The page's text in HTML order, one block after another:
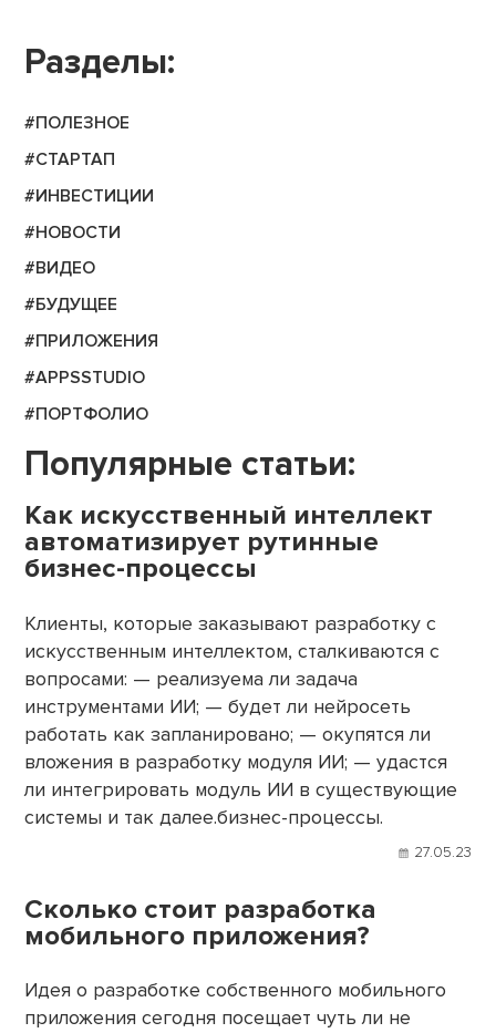
Разделы:
#ПОЛЕЗНОЕ
#СТАРТАП
#ИНВЕСТИЦИИ
#НОВОСТИ
#ВИДЕО
#БУДУЩЕЕ
#ПРИЛОЖЕНИЯ
#APPSSTUDIO
#ПОРТФОЛИО
Популярные статьи:
Как искусственный интеллект
автоматизирует рутинные
бизнес-процессы
Клиенты, которые заказывают разработку с
искусственным интеллектом, сталкиваются с
вопросами: — реализуема ли задача
инструментами ИИ; — будет ли нейросеть
работать как запланировано; — окупятся ли
вложения в разработку модуля ИИ; — удастся
ли интегрировать модуль ИИ в существующие
системы и так далее.бизнес-процессы.
27.05.23
Сколько стоит разработка
мобильного приложения?
Идея о разработке собственного мобильного
приложения сегодня посещает чуть ли не